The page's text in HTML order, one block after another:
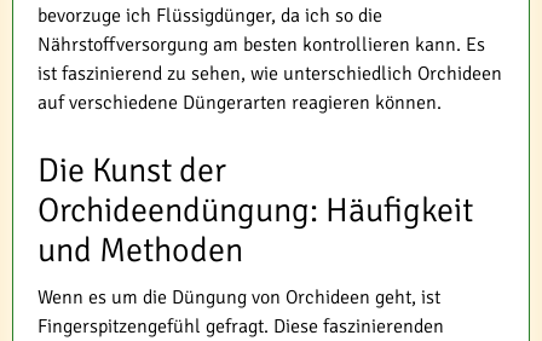
bevorzuge ich Flüssigdünger, da ich so die
Nährstoffversorgung am besten kontrollieren kann. Es
ist faszinierend zu sehen, wie unterschiedlich Orchideen
auf verschiedene Düngerarten reagieren können.
Die Kunst der
Orchideendüngung: Häufigkeit
und Methoden
Wenn es um die Düngung von Orchideen geht, ist
Fingerspitzengefühl gefragt. Diese faszinierenden